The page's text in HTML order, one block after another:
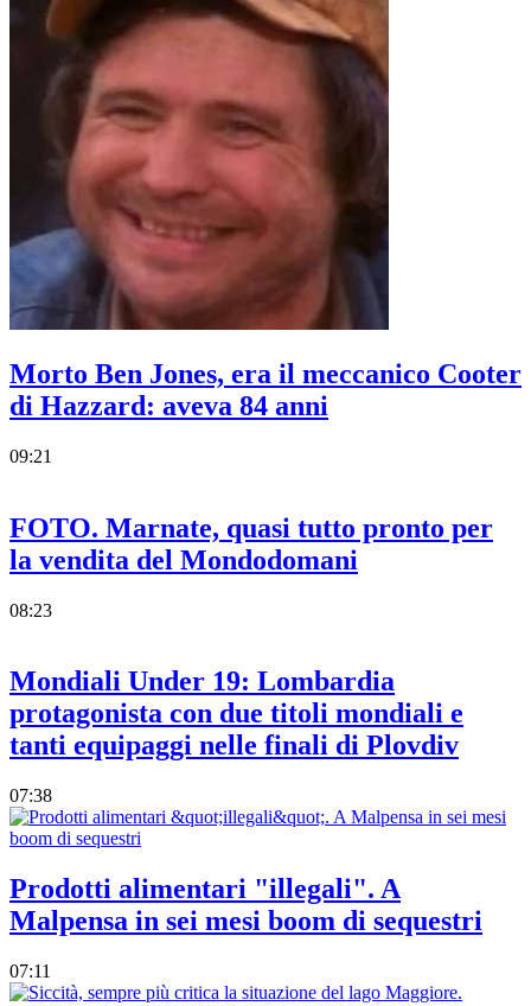
Morto Ben Jones, era il meccanico Cooter
di Hazzard: aveva 84 anni
09:21
FOTO. Marnate, quasi tutto pronto per
la vendita del Mondodomani
08:23
Mondiali Under 19: Lombardia
protagonista con due titoli mondiali e
tanti equipaggi nelle finali di Plovdiv
07:38
Prodotti alimentari "illegali". A
Malpensa in sei mesi boom di sequestri
07:11